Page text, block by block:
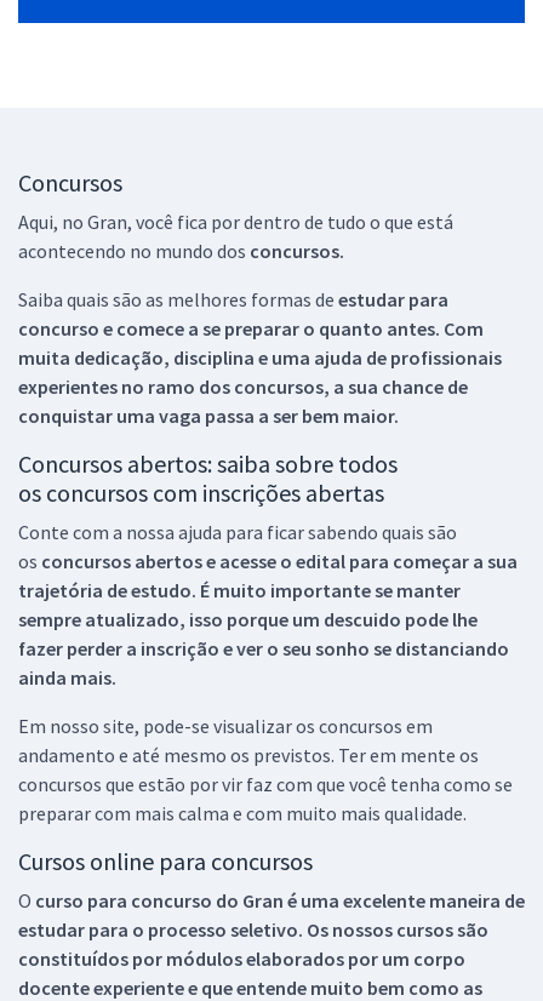
Concursos
Aqui, no Gran, você fica por dentro de tudo o que está
acontecendo no mundo dos concursos.
Saiba quais são as melhores formas de estudar para
concurso e comece a se preparar o quanto antes. Com
muita dedicação, disciplina e uma ajuda de profissionais
experientes no ramo dos concursos, a sua chance de
conquistar uma vaga passa a ser bem maior.
Concursos abertos: saiba sobre todos
os concursos com inscrições abertas
Conte com a nossa ajuda para ficar sabendo quais são
os concursos abertos e acesse o edital para começar a sua
trajetória de estudo. É muito importante se manter
sempre atualizado, isso porque um descuido pode lhe
fazer perder a inscrição e ver o seu sonho se distanciando
ainda mais.
Em nosso site, pode-se visualizar os concursos em
andamento e até mesmo os previstos. Ter em mente os
concursos que estão por vir faz com que você tenha como se
preparar com mais calma e com muito mais qualidade.
Cursos online para concursos
O curso para concurso do Gran é uma excelente maneira de
estudar para o processo seletivo. Os nossos cursos são
constituídos por módulos elaborados por um corpo
docente experiente e que entende muito bem como as